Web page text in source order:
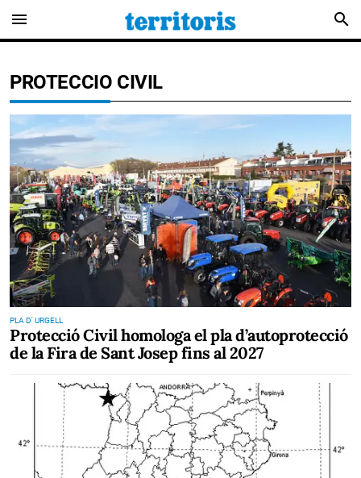
menu search
PROTECCIO CIVIL
PLA D' URGELL
Protecció Civil homologa el pla d’autoprotecció
de la Fira de Sant Josep fins al 2027